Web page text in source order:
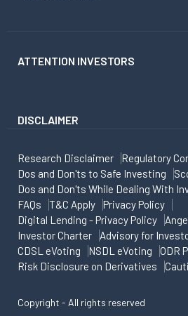
ATTENTION INVESTORS
DISCLAIMER
Research Disclaimer
Regulatory
Dos and Don'ts to Safe Investing
Dos and Don'ts While Dealing With
FAQs
T&C Apply
Privacy Policy
Digital Lending - Privacy Policy
Investor Charter
Advisory for
CDSL eVoting
NSDL eVoting
ODR
Risk Disclosure on Derivatives
Copyright - All rights reserved